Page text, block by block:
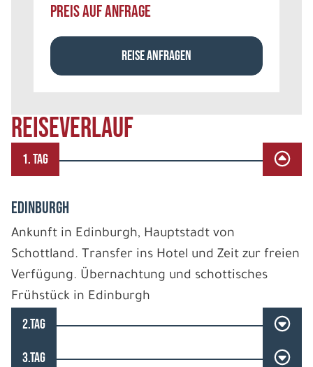
REISEVERLAUF
1. TAG
EDINBURGH
Ankunft in Edinburgh, Hauptstadt von
Schottland. Transfer ins Hotel und Zeit zur freien
Verfügung. Übernachtung und schottisches
Frühstück in Edinburgh
2.TAG
3.TAG
PREIS AUF ANFRAGE
REISE ANFRAGEN